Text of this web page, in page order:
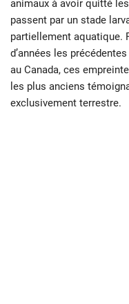
animaux à avoir quitté
passent par un stade
partiellement aquatique.
d’années les
au Canada, ces
les plus anciens
exclusivement terrestre.